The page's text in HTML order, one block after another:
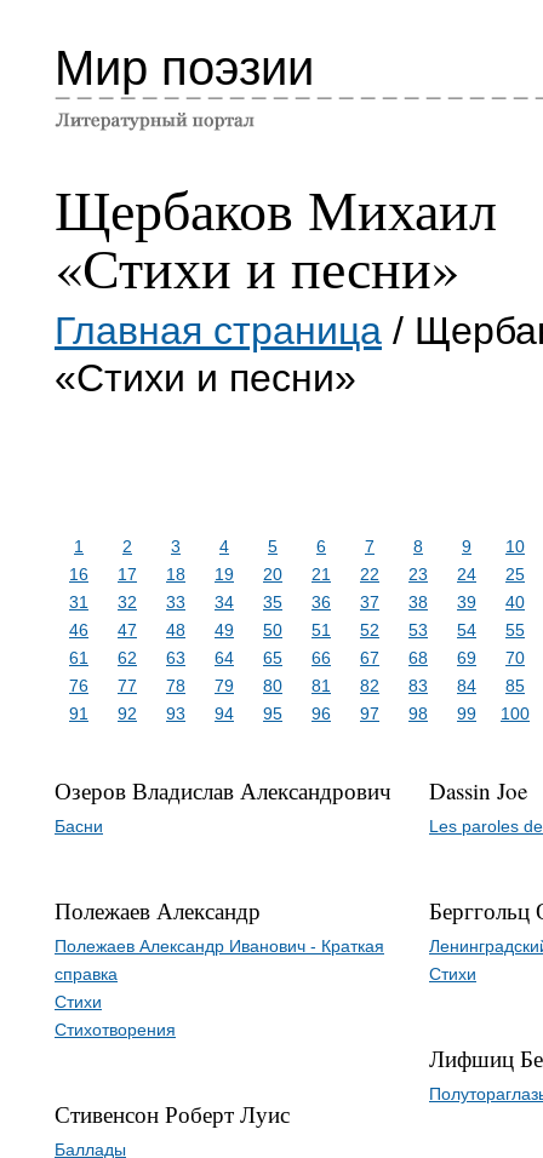
Мир поэзии
Щербаков Михаил
«Стихи и песни»
Главная страница /
«Стихи и песни»
1 2 3 4 5 6 7 8 9
10
16
17 18 19 20 21 22 23 24
25
31
32 33 34 35 36 37 38 39
40
46
47 48 49 50 51 52 53 54
55
61
62 63 64 65 66 67 68 69
70
76
77 78 79 80 81 82 83 84
85
91
92 93 94 95 96 97 98 99 100
Озеров Владислав Александрович
Басни
Полежаев Александр
Полежаев Александр Иванович - Краткая
справка
Стихи
Стихотворения
Стивенсон Роберт Луис
Баллады
Dassin Joe
Les paroles
Берггольц
Стихи
Лифшиц